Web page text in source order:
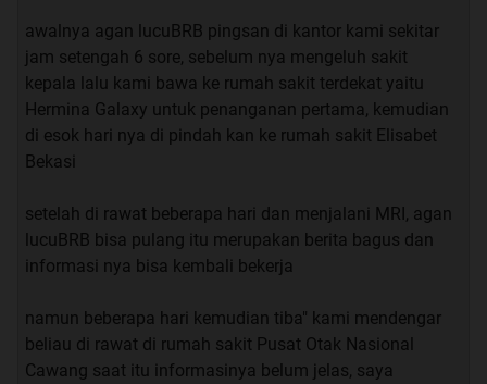
awalnya agan lucuBRB pingsan di kantor kami sekitar
jam setengah 6 sore, sebelum nya mengeluh sakit
kepala lalu kami bawa ke rumah sakit terdekat yaitu
Hermina Galaxy untuk penanganan pertama, kemudian
di esok hari nya di pindah kan ke rumah sakit Elisabet
Bekasi
setelah di rawat beberapa hari dan menjalani MRI, agan
lucuBRB bisa pulang itu merupakan berita bagus dan
informasi nya bisa kembali bekerja
namun beberapa hari kemudian tiba" kami mendengar
beliau di rawat di rumah sakit Pusat Otak Nasional
Cawang saat itu informasinya belum jelas, saya